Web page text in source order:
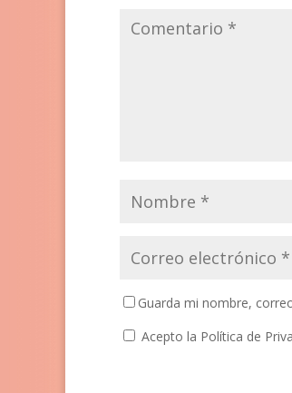
Guarda mi nombre,
Acepto la Política de